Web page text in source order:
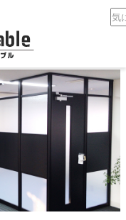
を徹底解説